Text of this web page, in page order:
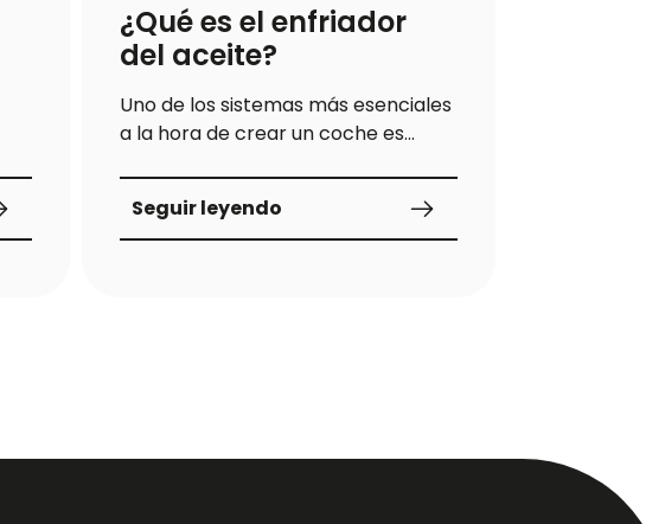
¿Qué es el enfriador
del aceite?
Uno de los sistemas más esenciales
a la hora de crear un coche es
Seguir leyendo